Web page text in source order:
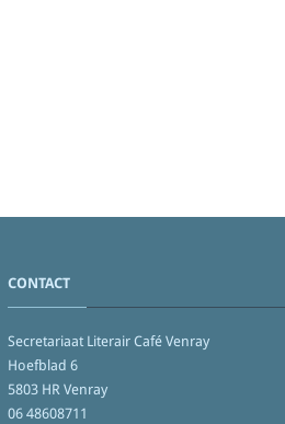
CONTACT
Secretariaat Literair Café Venray
Hoefblad 6
5803 HR Venray
06 48608711